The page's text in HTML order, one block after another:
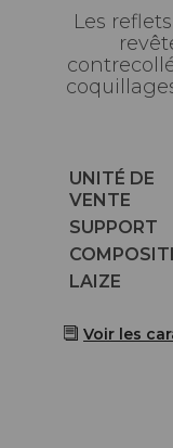
Les
UNITÉ DE
VENTE
SUPPORT
LAIZE
Voir les